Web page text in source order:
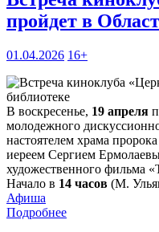
пройдет в
01.04.2026 16+
В воскресенье, 19 апреля
молодежного
настоятелем храма
иереем Сергием
художественного фильма
Начало в 14 часов (М.
Афиша
Подробнее